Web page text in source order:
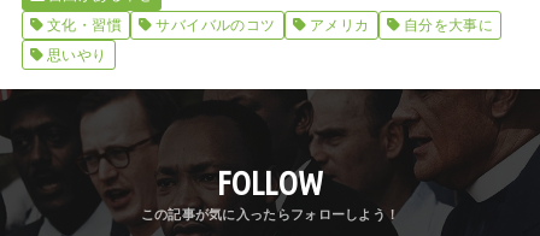
文化・習慣
サバイバルのコツ アメリカ
自分を大事に
思いやり
FOLLOW